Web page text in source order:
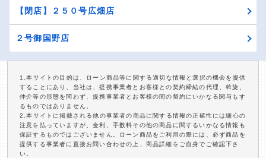
【閉店】２５０号広畑店
２号御国野店
1.本サイトの目的は、ローン商品等に関する適切な情報と選択の機会を提供
することにあり、当社は、提携事業者とお客様との契約締結の代理、斡旋、
仲介等の形態を問わず、提携事業者とお客様の間の契約にいかなる関与もす
るものではありません。
2.本サイトに掲載される他の事業者の商品に関する情報の正確性には細心の
注意を払っていますが、金利、手数料その他の商品に関するいかなる情報も
保証するものではございません。ローン商品をご利用の際には、必ず商品を
提供する事業者に直接お問い合わせの上、商品詳細をご自身でご確認下さ
い。